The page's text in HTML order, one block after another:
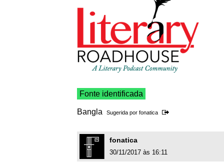
Fonte identificada
Bangla Sugerida por fonatica
fonatica
30/11/2017 às 16:11